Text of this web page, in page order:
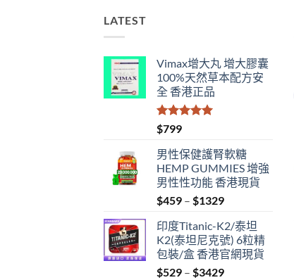
LATEST
Vimax增大丸 增大膠囊
100%天然草本配方安
全 香港正品
評分
滿分 5
$799
男性保健護腎軟糖
HEMP GUMMIES 增強
男性性功能 香港現貨
$459 – $1329Price
$459
through
$1329
印度Titanic-K2/泰坦
K2(泰坦尼克號) 6粒精
包裝/盒 香港官網現貨
$529 – $3429Price